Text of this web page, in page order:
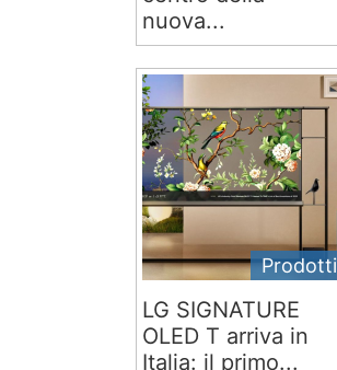
nuova...
Prodotti
LG SIGNATURE
OLED T arriva in
Italia: il primo...